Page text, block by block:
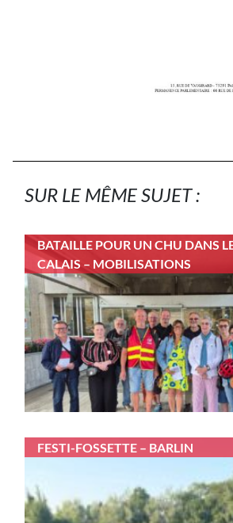
SUR LE MÊME SUJET :
BATAILLE POUR UN CHU DANS
CALAIS – MOBILISATIONS
FESTI-FOSSETTE – BARLIN